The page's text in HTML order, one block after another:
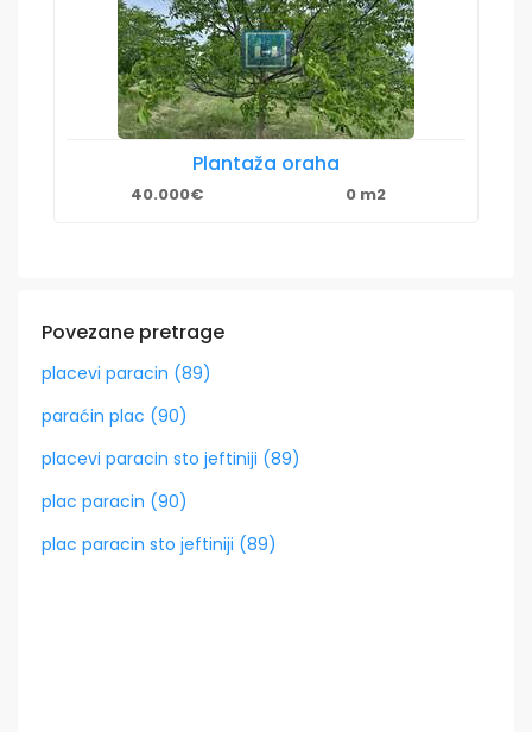
Plantaža oraha
40.000€ 0 m2
Povezane pretrage
placevi paracin (89)
paraćin plac (90)
placevi paracin sto jeftiniji (89)
plac paracin (90)
plac paracin sto jeftiniji (89)